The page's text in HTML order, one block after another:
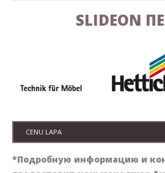
SLIDEON
CENU LAPA
*Подробную информацию и